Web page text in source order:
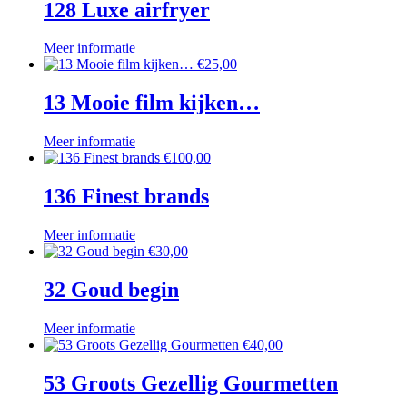
128 Luxe airfryer
Meer informatie
€25,00
13 Mooie film kijken…
Meer informatie
€100,00
136 Finest brands
Meer informatie
€30,00
32 Goud begin
Meer informatie
€40,00
53 Groots Gezellig Gourmetten